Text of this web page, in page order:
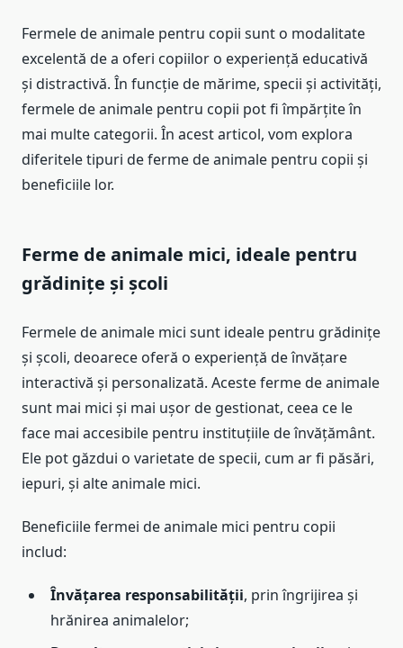
Fermele de animale pentru copii sunt o modalitate
excelentă de a oferi copiilor o experiență educativă
și distractivă. În funcție de mărime, specii și activități,
fermele de animale pentru copii pot fi împărțite în
mai multe categorii. În acest articol, vom explora
diferitele tipuri de ferme de animale pentru copii și
beneficiile lor.
Ferme de animale mici, ideale pentru
grădinițe și școli
Fermele de animale mici sunt ideale pentru grădinițe
și școli, deoarece oferă o experiență de învățare
interactivă și personalizată. Aceste ferme de animale
sunt mai mici și mai ușor de gestionat, ceea ce le
face mai accesibile pentru instituțiile de învățământ.
Ele pot găzdui o varietate de specii, cum ar fi păsări,
iepuri, și alte animale mici.
Beneficiile fermei de animale mici pentru copii
includ:
Învățarea responsabilității, prin îngrijirea și
hrănirea animalelor;